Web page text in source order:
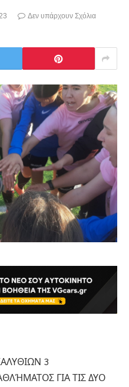
Δεν υπάρχουν Σχόλια
3
ΓΙΑ ΤΙΣ ΔΥΟ